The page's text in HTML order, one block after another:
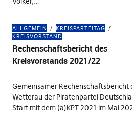
ALLGEMEIN
KREISPARTEITAG
KREISVORSTAND
Rechenschaftsbericht des
Kreisvorstands 2021/22
Gemeinsamer Rechenschaftsbericht
Wetterau der Piratenpartei
Start mit dem (a)KPT 2021 im Mai